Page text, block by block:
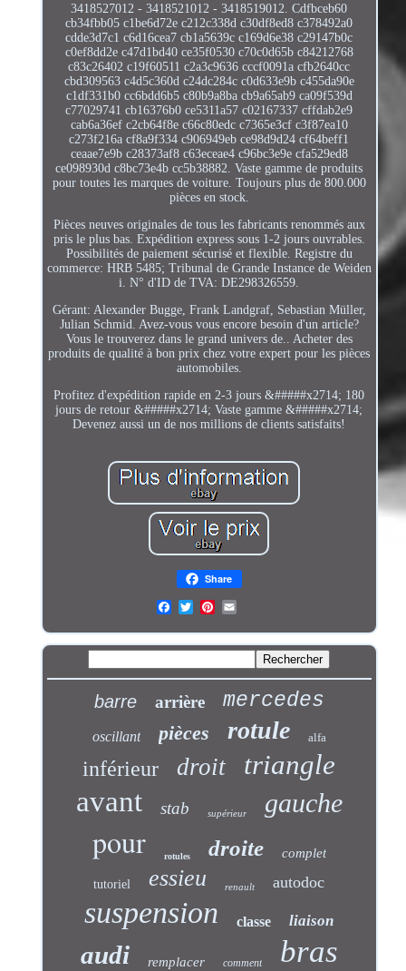
3418527012 - 3418521012 - 3418519012. Cdfbceb60
cb34fbb05 c1be6d72e c212c338d c30df8ed8 c378492a0
cdde3d7c1 c6d16cea7 cb1a5639c c169d6e38 c29147b0c
c0ef8dd2e c47d1bd40 ce35f0530 c70c0d65b c84212768
c83c26402 c19f60511 c2a3c9636 cccf0091a cfb2640cc
cbd309563 c4d5c360d c24dc284c c0d633e9b c455da90e
c1df331b0 cc6bdd6b5 c80b9a8ba cb9a65ab9 ca09f539d
c77029741 cb16376b0 ce5311a57 c02167337 cffdab2e9
cab6a36ef c2cb64f8e c66c80edc c7365e3cf c3f87ea10
c273f216a cf8a9f334 c906949eb ce98d9d24 cf64beff1
ceaae7e9b c28373af8 c63eceae4 c96bc3e9e cfa529ed8
ce098930d c8bc73e4b cc5b38882. Vaste gamme de produits
pour toutes les marques de voiture. Toujours plus de 800.000
pièces en stock.
Pièces neuves originales de tous les fabricants renommés aux
pris le plus bas. Expédition express sous 1-2 jours ouvrables.
Possibilités de paiement sécurisé et flexible. Registre du
commerce: HRB 5485; Tribunal de Grande Instance de Weiden
i. N° d'ID de TVA: DE298326559.
Gérant: Alexander Bugge, Frank Landgraf, Sebastian Müller,
Julian Schmid. Avez-vous vous encore besoin d'un article?
Vous le trouverez dans le grand univers de.. Acheter des
produits de qualité à bon prix chez votre expert pour les pièces
automobiles.
Profitez d'expédition rapide en 2-3 jours &#####x2714; 180
jours de retour &#####x2714; Vaste gamme &#####x2714;
Devenez aussi un de nos millions de clients satisfaits!
Share
barre arrière mercedes
oscillant pièces rotule alfa
inférieur droit triangle
avant stab supérieur gauche
pour rotules droite complet
tutoriel essieu renault autodoc
suspension classe liaison
audi remplacer comment bras